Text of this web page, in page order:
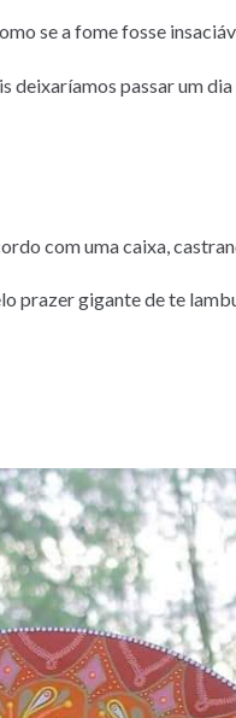
se a fome fosse
deixaríamos passar um dia
com uma caixa,
prazer gigante de te